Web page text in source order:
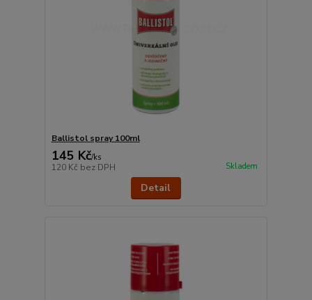
Ballistol spray 100ml
145 Kč/ks
120 Kč bez DPH Skladem
Detail